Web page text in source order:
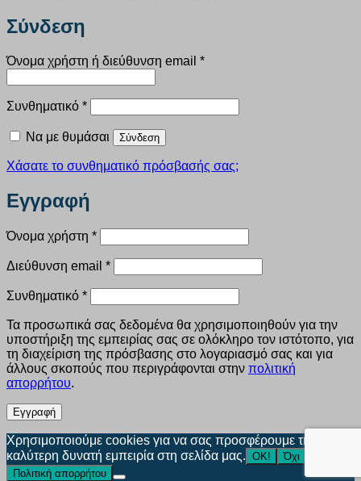
Σύνδεση
Όνομα χρήστη ή διεύθυνση email *Απαιτείται
Συνθηματικό *Απαιτείται
Να με θυμάσαι Σύνδεση
Χάσατε το συνθηματικό πρόσβασής σας;
Εγγραφή
Όνομα χρήστη *Απαιτείται
Διεύθυνση email *Απαιτείται
Συνθηματικό *Απαιτείται
Τα προσωπικά σας δεδομένα θα χρησιμοποιηθούν για την
υποστήριξη της εμπειρίας σας σε ολόκληρο τον ιστότοπο, για
τη διαχείριση της πρόσβασης στο λογαριασμό σας και για
άλλους σκοπούς που περιγράφονται στην πολιτική
απορρήτου.
Εγγραφή
Χρησιμοποιούμε cookies για να σας προσφέρουμε την
καλύτερη δυνατή εμπειρία στη σελίδα μας. ΟΚ!
Όχι
Πολιτική απορρήτου